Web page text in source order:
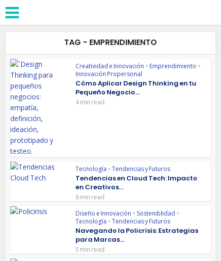
TAG - EMPRENDIMIENTO
Creatividad e Innovación • Emprendimiento •
Innovación Propersonal
Cómo Aplicar Design Thinking en tu
Pequeño Negocio...
4 min read
Tecnología • Tendencias y Futuros
Tendencias en Cloud Tech: Impacto
en Creativos...
6 min read
Diseño e Innovación • Sosteniblidad •
Tecnología • Tendencias y Futuros
Navegando la Policrisis: Estrategias
para Marcas...
5 min read